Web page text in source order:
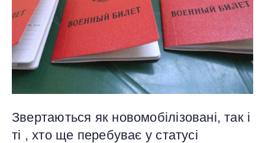
Звертаються як новомобілізовані, так і
ті , хто ще перебуває у статусі